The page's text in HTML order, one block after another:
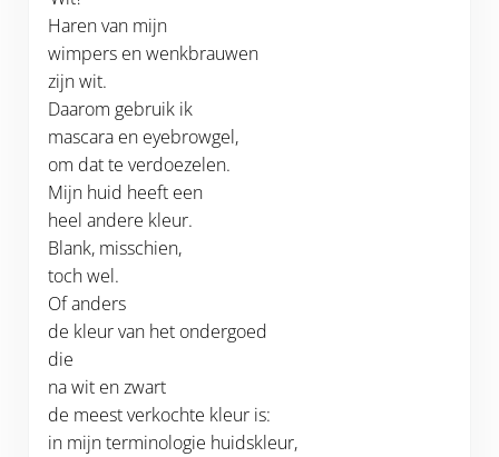
Haren van mijn
wimpers en wenkbrauwen
zijn wit.
Daarom gebruik ik
mascara en eyebrowgel,
om dat te verdoezelen.
Mijn huid heeft een
heel andere kleur.
Blank, misschien,
toch wel.
Of anders
de kleur van het ondergoed
die
na wit en zwart
de meest verkochte kleur is:
in mijn terminologie huidskleur,